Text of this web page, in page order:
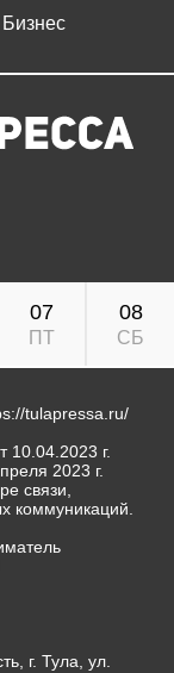
Бизнес
07
ПТ
08
СБ
tulapressa.ru/
г.
2023 г.
связи,
коммуникаций.
г. Тула, ул.